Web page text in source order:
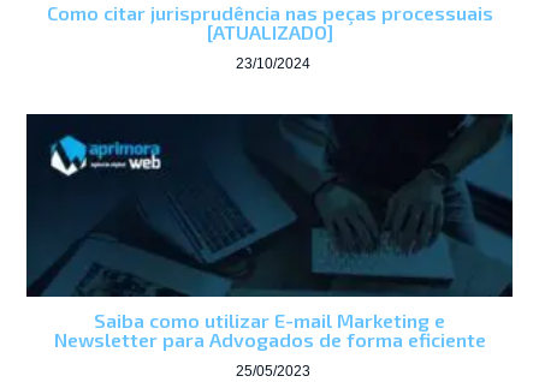
Como citar jurisprudência nas peças processuais
[ATUALIZADO]
23/10/2024
Saiba como utilizar E-mail Marketing e
Newsletter para Advogados de forma eficiente
25/05/2023